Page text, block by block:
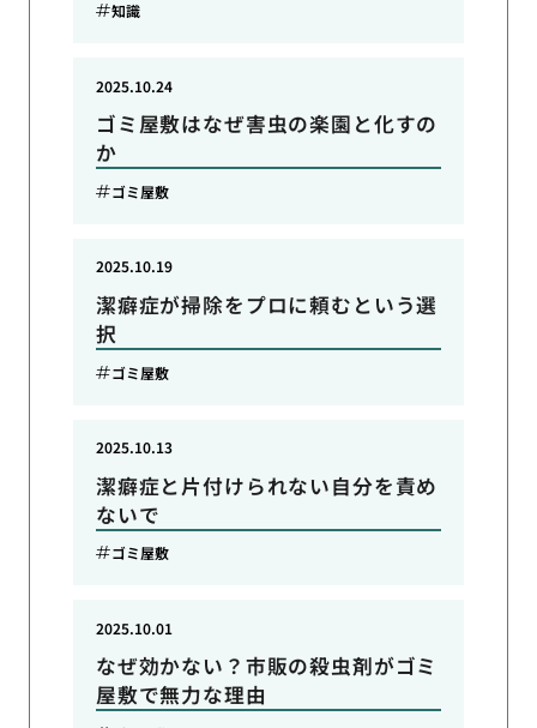
知識
ゴミ屋敷はなぜ害虫の楽園と化すの
か
2025.10.24
ゴミ屋敷
潔癖症が掃除をプロに頼むという選
択
2025.10.19
ゴミ屋敷
潔癖症と片付けられない自分を責め
ないで
2025.10.13
ゴミ屋敷
なぜ効かない？市販の殺虫剤がゴミ
屋敷で無力な理由
2025.10.01